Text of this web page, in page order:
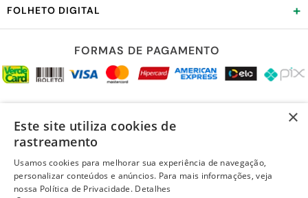
FOLHETO DIGITAL +
FORMAS DE PAGAMENTO
LOJA SEGURA
×
Este site utiliza cookies de
rastreamento
Usamos cookies para melhorar sua experiência de navegação,
personalizar conteúdos e anúncios. Para mais informações, veja
nossa Política de Privacidade. Detalhes